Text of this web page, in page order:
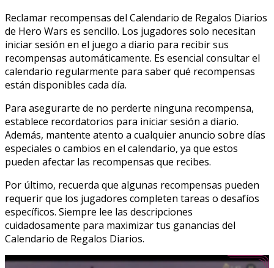
Reclamar recompensas del Calendario de Regalos Diarios
de Hero Wars es sencillo. Los jugadores solo necesitan
iniciar sesión en el juego a diario para recibir sus
recompensas automáticamente. Es esencial consultar el
calendario regularmente para saber qué recompensas
están disponibles cada día.
Para asegurarte de no perderte ninguna recompensa,
establece recordatorios para iniciar sesión a diario.
Además, mantente atento a cualquier anuncio sobre días
especiales o cambios en el calendario, ya que estos
pueden afectar las recompensas que recibes.
Por último, recuerda que algunas recompensas pueden
requerir que los jugadores completen tareas o desafíos
específicos. Siempre lee las descripciones
cuidadosamente para maximizar tus ganancias del
Calendario de Regalos Diarios.